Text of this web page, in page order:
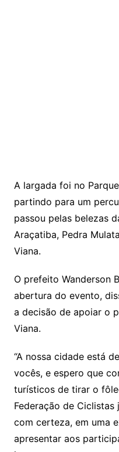
A largada foi no
partindo para um
passou pelas belezas
Araçatiba, Pedra
Viana.
O prefeito Wanderson
abertura do evento,
a decisão de apoiar o
Viana.
“A nossa cidade está
vocês, e espero que
turísticos de tirar o
Federação de Ciclistas
com certeza, em uma
apresentar aos